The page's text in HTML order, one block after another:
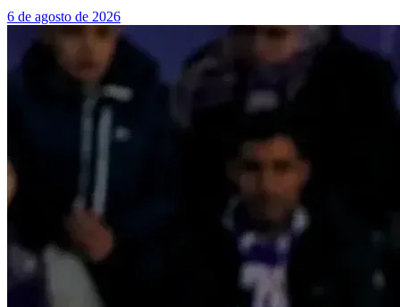
6 de agosto de 2026